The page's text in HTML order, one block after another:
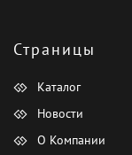
Страницы
Каталог
Новости
О Компании